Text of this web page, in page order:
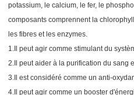
potassium, le calcium, le fer, le
composants comprennent la
les fibres et les enzymes.
1.Il peut agir comme stimulant du
2.Il peut aider à la purification du sang
3.Il est considéré comme un anti-
4.Il peut agir comme un booster